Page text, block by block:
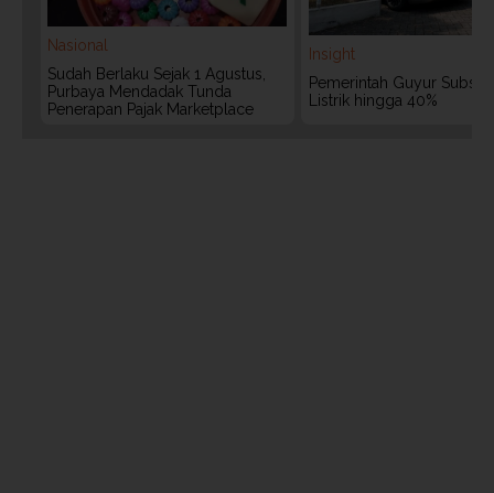
Nasional
Sudah Berlaku Sejak 1 Agustus,
Purbaya Mendadak Tunda
Penerapan Pajak Marketplace
Insight
Pemerintah Guyur
Listrik hingga 40%